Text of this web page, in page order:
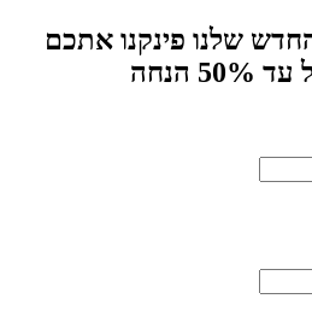
שלנו פינקנו אתכם
הנחה